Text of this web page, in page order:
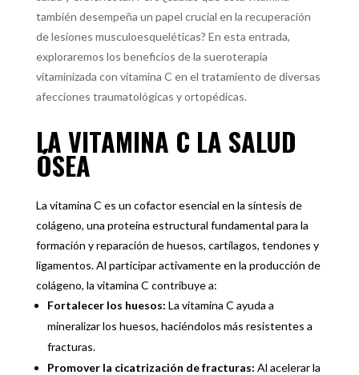
también desempeña un papel crucial en la recuperación
de lesiones musculoesqueléticas? En esta entrada,
exploraremos los beneficios de la sueroterapia
vitaminizada con vitamina C en el tratamiento de diversas
afecciones traumatológicas y ortopédicas.
LA VITAMINA C LA SALUD
ÓSEA
La vitamina C es un cofactor esencial en la síntesis de
colágeno, una proteína estructural fundamental para la
formación y reparación de huesos, cartílagos, tendones y
ligamentos. Al participar activamente en la producción de
colágeno, la vitamina C contribuye a:
Fortalecer los huesos: La vitamina C ayuda a
mineralizar los huesos, haciéndolos más resistentes a
fracturas.
Promover la cicatrización de fracturas: Al acelerar la